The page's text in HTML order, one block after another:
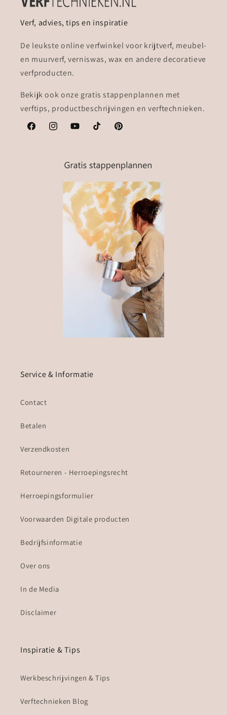
Verf, advies, tips en inspiratie
De leukste online verfwinkel voor krijtverf, meubel-
en muurverf, verniswas, wax en andere decoratieve
verfproducten.
Bekijk ook onze gratis stappenplannen met
verftips, productbeschrijvingen en verftechnieken.
FacebookInstagramYouTubeTikTok Pinterest
Service & Informatie
Contact
Betalen
Verzendkosten
Retourneren - Herroepingsrecht
Herroepingsformulier
Voorwaarden Digitale producten
Bedrijfsinformatie
Over ons
In de Media
Disclaimer
Inspiratie & Tips
Werkbeschrijvingen & Tips
Verftechnieken Blog